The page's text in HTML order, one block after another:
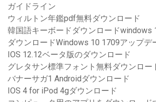
ガイドライン
ウィルトン年鑑pdf無料ダウンロード
韓国語キーボードダウンロードwindows
ダウンロードWindows 10 1709アップデ
IOS 12.12ベータ版のダウンロード
グレタサン標準フォント無料ダウンロー
バナーサガ1 Androidダウンロード
IOS 4 for iPod 4gダウンロード